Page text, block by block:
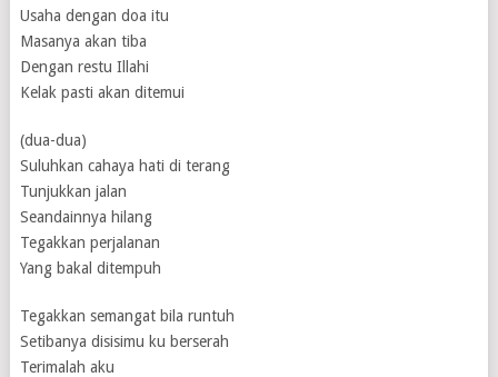
Usaha dengan doa itu
Masanya akan tiba
Dengan restu Illahi
Kelak pasti akan ditemui
(dua-dua)
Suluhkan cahaya hati di terang
Tunjukkan jalan
Seandainnya hilang
Tegakkan perjalanan
Yang bakal ditempuh
Tegakkan semangat bila runtuh
Setibanya disisimu ku berserah
Terimalah aku